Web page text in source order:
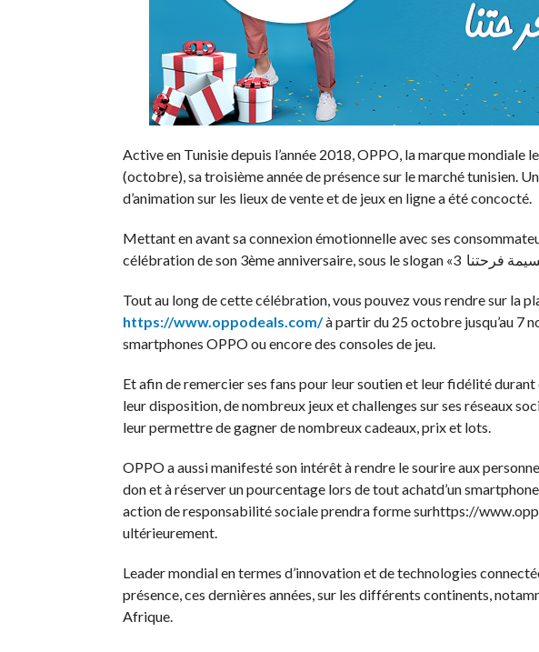
Active en Tunisie depuis l’année 2018, OPPO, la marque mondiale
(octobre), sa troisième année de présence sur le marché tunisien.
d’animation sur les lieux de vente et de jeux en ligne a été concocté.
Mettant en avant sa connexion émotionnelle avec ses
Tout au long de cette célébration, vous pouvez vous rendre sur la
https://www.oppodeals.com/à partir du 25 octobre jusqu’au 7
smartphones OPPO ou encore des consoles de jeu.
Et afin de remercier ses fans pour leur soutien et leur fidélité durant
leur disposition, de nombreux jeux et challenges sur ses réseaux
leur permettre de gagner de nombreux cadeaux, prix et lots.
OPPO a aussi manifesté son intérêt à rendre le sourire aux
don et à réserver un pourcentage lors de tout achatd’un
action de responsabilité sociale prendra forme surhttps://
ultérieurement.
Leader mondial en termes d’innovation et de technologies
présence, ces dernières années, sur les différents continents,
Afrique.